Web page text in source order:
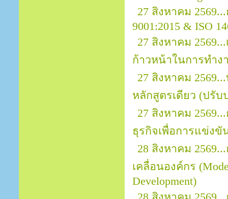
27 สิงหาคม
9001:2015 & ISO
27 สิงหาคม
ก้าวหน้าในการทำง
27 สิงหาคม
หลักสูตรเดียว (ปรับ
27 สิงหาคม
ธุรกิจเพื่อการแข่งขั
28 สิงหาคม
เคลื่อนองค์กร
Development)